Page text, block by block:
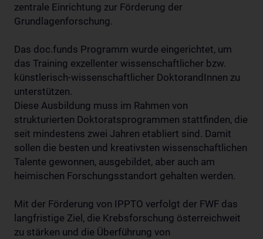
zentrale Einrichtung zur Förderung der
Grundlagenforschung.
Das doc.funds Programm wurde eingerichtet, um
das Training exzellenter wissenschaftlicher bzw.
künstlerisch-wissenschaftlicher DoktorandInnen zu
unterstützen.
Diese Ausbildung muss im Rahmen von
strukturierten Doktoratsprogrammen stattfinden, die
seit mindestens zwei Jahren etabliert sind. Damit
sollen die besten und kreativsten wissenschaftlichen
Talente gewonnen, ausgebildet, aber auch am
heimischen Forschungsstandort gehalten werden.
Mit der Förderung von IPPTO verfolgt der FWF das
langfristige Ziel, die Krebsforschung österreichweit
zu stärken und die Überführung von